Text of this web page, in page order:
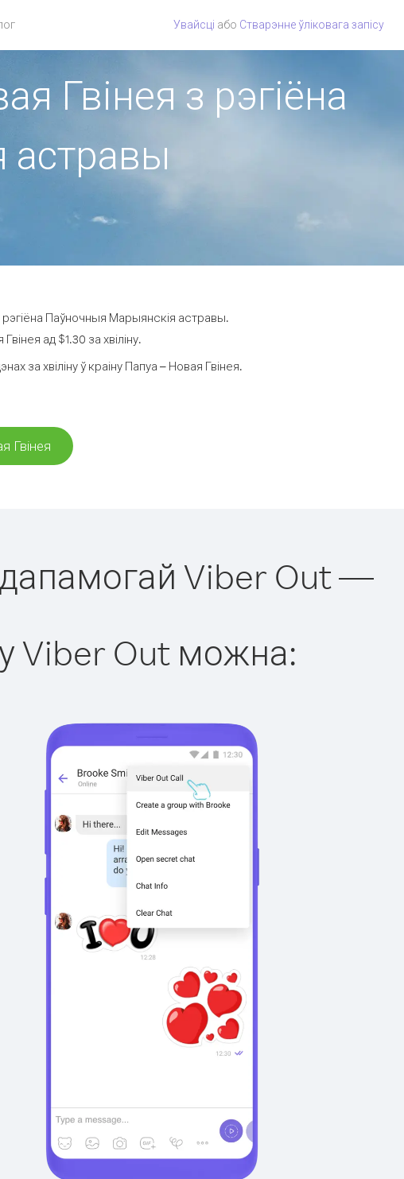
Увайсці або Стварэнне ўліковага запісу
Гвінея з рэгіёна
астравы
Паўночныя Марыянскія астравы.
ад $1.30 за хвіліну.
за хвіліну ў краіну Папуа – Новая Гвінея.
Гвінея
дапамогай Viber Out —
Viber Out можна: